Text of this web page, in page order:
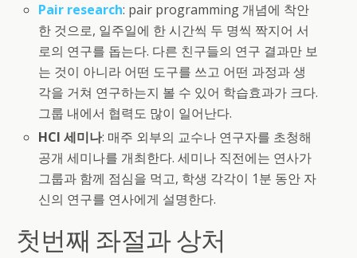
Pair research: pair programming 개념에 착안
한 것으로, 일주일에 한 시간씩 두 명씩 짝지어 서
로의 연구를 돕는다. 다른 친구들의 연구 결과만 보
는 것이 아니라 어떤 도구를 쓰고 어떤 과정과 생
각을 거쳐 연구하는지 볼 수 있어 학습효과가 크다.
그룹 내에서 협력도 많이 일어난다.
HCI 세미나: 매주 외부의 교수나 연구자를 초청해
공개 세미나를 개최한다. 세미나 직전에는 연사가
그룹과 함께 점심을 먹고, 학생 각각이 1분 동안 자
신의 연구를 연사에게 설명한다.
첫번째 좌절과 상처